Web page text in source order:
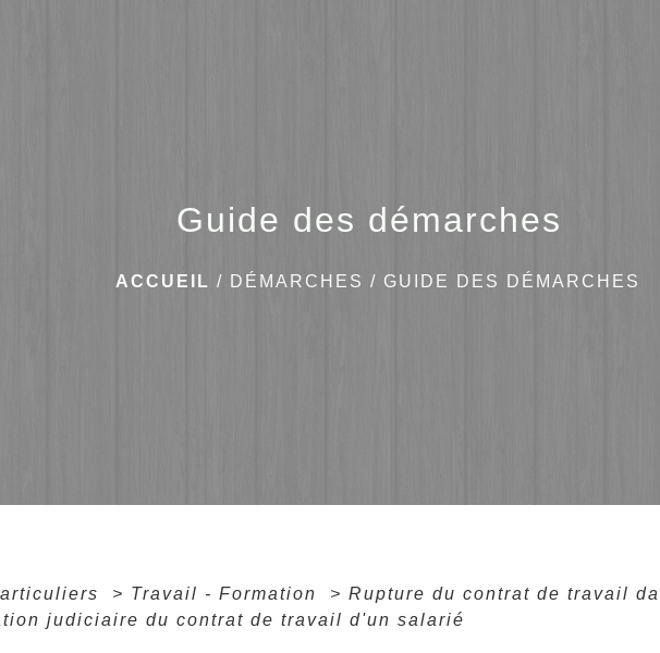
Guide des démarches
ACCUEIL / DÉMARCHES / GUIDE DES DÉMARCHES
> Travail - Formation > Rupture du contrat de travail
judiciaire du contrat de travail d'un salarié